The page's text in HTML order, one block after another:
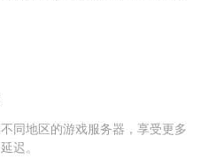
同地区的游戏服务器，享受更多
迟。